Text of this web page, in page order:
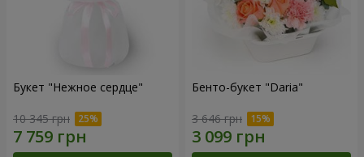
Букет "Нежное сердце"
10 345 грн
Бенто-букет "Daria"
3 646 грн